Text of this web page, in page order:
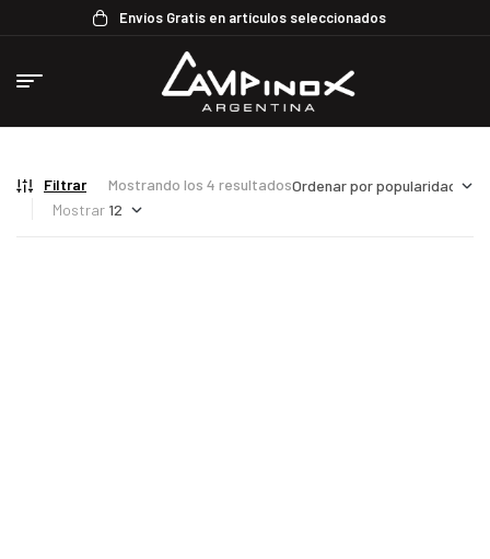
Envíos Gratis en artículos seleccionados
Filtrar
Mostrando los 4 resultados
Mostrar